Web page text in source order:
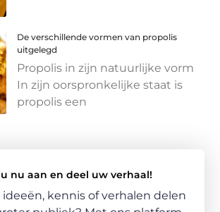
De verschillende vormen van propolis
uitgelegd
Propolis in zijn natuurlijke vorm
In zijn oorspronkelijke staat is
propolis een
nu aan en deel uw verhaal!
kennis of verhalen delen